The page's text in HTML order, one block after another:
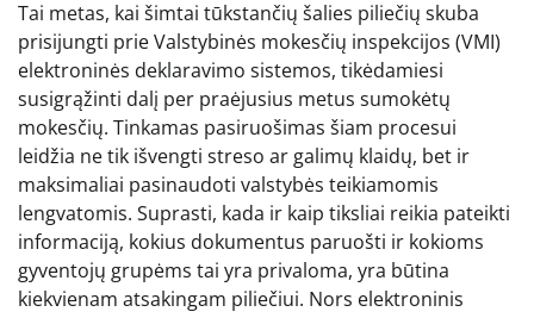
Tai metas, kai šimtai tūkstančių šalies piliečių skuba
prisijungti prie Valstybinės mokesčių inspekcijos (VMI)
elektroninės deklaravimo sistemos, tikėdamiesi
susigrąžinti dalį per praėjusius metus sumokėtų
mokesčių. Tinkamas pasiruošimas šiam procesui
leidžia ne tik išvengti streso ar galimų klaidų, bet ir
maksimaliai pasinaudoti valstybės teikiamomis
lengvatomis. Suprasti, kada ir kaip tiksliai reikia pateikti
informaciją, kokius dokumentus paruošti ir kokioms
gyventojų grupėms tai yra privaloma, yra būtina
kiekvienam atsakingam piliečiui. Nors elektroninis